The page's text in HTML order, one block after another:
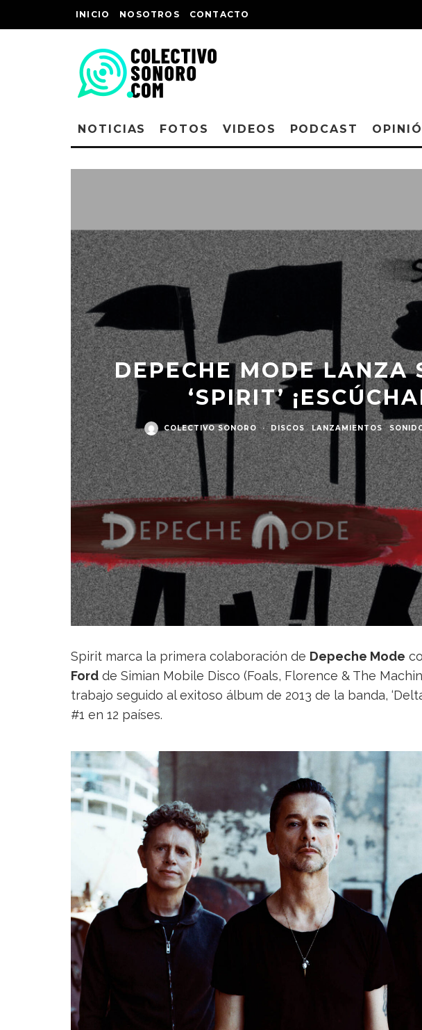
INICIO NOSOTROS CONTACTO
NOTICIAS FOTOS VIDEOS PODCAST
DEPECHE MODE LANZA
‘SPIRIT’
COLECTIVO SONORO · DISCOS LANZAMIENTOS
Spirit marca la primera colaboración de Depeche Mode
Ford de Simian Mobile Disco (Foals, Florence & The
trabajo seguido al exitoso álbum de 2013 de la banda,
#1 en 12 países.